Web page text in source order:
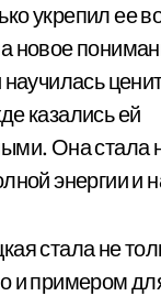
укрепил ее
новое
научилась
казались ей
Она стала
энергии и
стала не
и примером